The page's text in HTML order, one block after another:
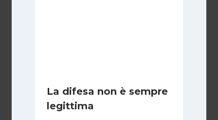
La difesa non è sempre
legittima